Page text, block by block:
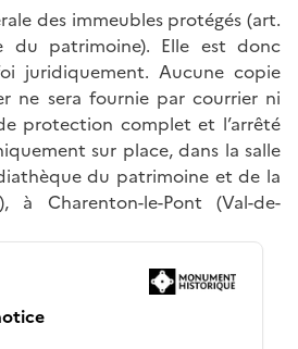
des immeubles protégés (art.
du patrimoine). Elle est donc
juridiquement. Aucune copie
ne sera fournie par courrier ni
protection complet et l’arrêté
sur place, dans la salle
du patrimoine et de la
à Charenton-le-Pont (Val-de-